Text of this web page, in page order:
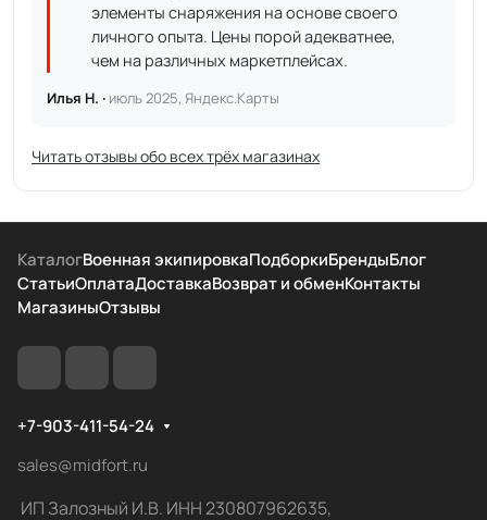
элементы снаряжения на основе своего
личного опыта. Цены порой адекватнее,
чем на различных маркетплейсах.
Илья Н. · июль 2025, Яндекс.Карты
Читать отзывы обо всех трёх магазинах
КаталогВоенная экипировкаПодборкиБрендыБлог
СтатьиОплатаДоставкаВозврат и обменКонтакты
МагазиныОтзывы
+7-903-411-54-24
sales@midfort.ru
ИП Залозный И.В. ИНН 230807962635,